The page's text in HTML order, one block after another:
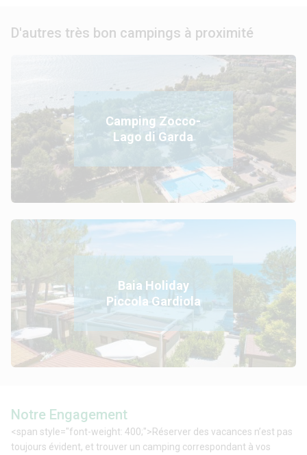
D'autres très bon campings à proximité
Camping Zocco-
Lago di Garda
Baia Holiday
Piccola Gardiola
Notre Engagement
<span style="font-weight: 400;">Réserver des vacances n’est pas
toujours évident, et trouver un camping correspondant à vos